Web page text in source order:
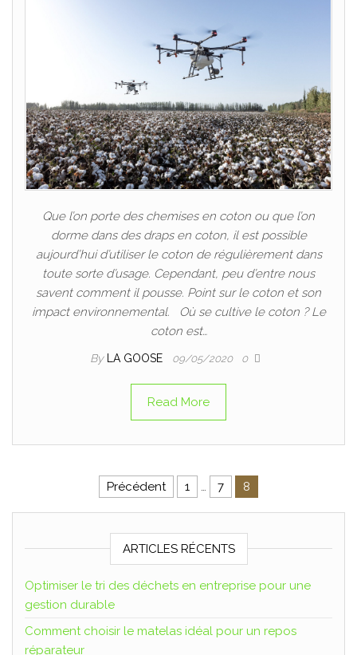
Que l’on porte des chemises en coton ou que l’on
dorme dans des draps en coton, il est possible
aujourd’hui d’utiliser le coton de régulièrement dans
toute sorte d’usage. Cependant, peu d’entre nous
savent comment il pousse. Point sur le coton et son
impact environnemental. Où se cultive le coton ? Le
coton est…
By LA GOOSE 09/05/2020 0
Read More
Précédent 1 … 7 8
ARTICLES RÉCENTS
Optimiser le tri des déchets en entreprise pour une
gestion durable
Comment choisir le matelas idéal pour un repos
réparateur